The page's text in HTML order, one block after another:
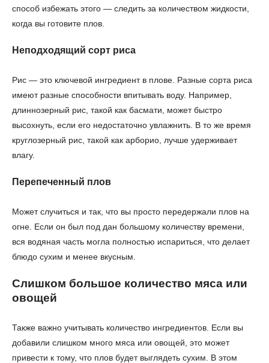
способ избежать этого — следить за количеством жидкости,
когда вы готовите плов.
Неподходящий сорт риса
Рис — это ключевой ингредиент в плове. Разные сорта риса
имеют разные способности впитывать воду. Например,
длиннозерный рис, такой как басмати, может быстро
высохнуть, если его недостаточно увлажнить. В то же время
круглозерный рис, такой как арборио, лучше удерживает
влагу.
Перепеченный плов
Может случиться и так, что вы просто передержали плов на
огне. Если он был под дан большому количеству времени,
вся водяная часть могла полностью испариться, что делает
блюдо сухим и менее вкусным.
Слишком большое количество мяса или
овощей
Также важно учитывать количество ингредиентов. Если вы
добавили слишком много мяса или овощей, это может
привести к тому, что плов будет выглядеть сухим. В этом